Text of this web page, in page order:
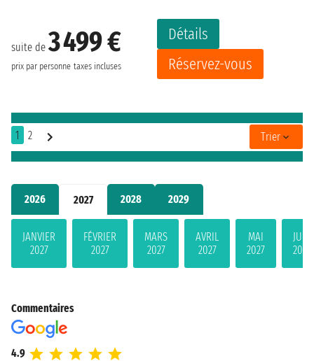
2026 2027 2028 2029
JANVIER
2027
FÉVRIER
2027
MARS
2027
AVRIL
2027
MAI
2027
JUIN
2027
suite de3 499 €
prix par personne taxes incluses
Détails
Réservez-vous
1 2 Trier
Commentaires
4.9